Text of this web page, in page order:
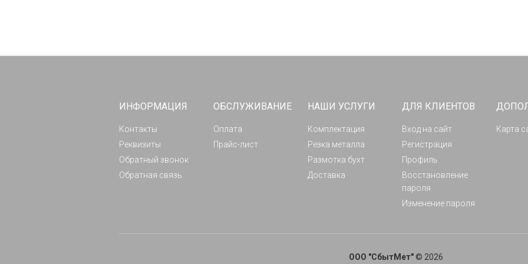
ИНФОРМАЦИЯ
Контакты
Реквизиты
Обратный звонок
Обратная связь
ОБСЛУЖИВАНИЕ
Оплата
Прайс-лист
НАШИ УСЛУГИ
Комплектация
Резка металла
Размотка бухт
Доставка
ДЛЯ КЛИЕНТОВ
Вход на сайт
Регистрация
Профиль
Восстановление
пароля
Изменение пароля
Карта
ООО "СбытМет"© 2026